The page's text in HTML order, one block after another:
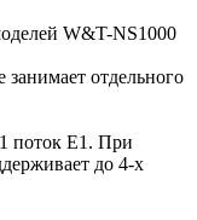
W&T-NS1000
занимает отдельного
поток E1. При
до 4-х